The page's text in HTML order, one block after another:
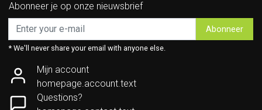
Abonneer je op onze nieuwsbrief
Abonneer
* We'll never share your email with anyone else.
Mijn account
homepage.account.text
Questions?